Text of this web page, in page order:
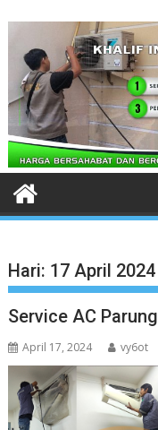
content
Hari: 17 April 2024
Service AC Parung
April 17, 2024 vy6ot